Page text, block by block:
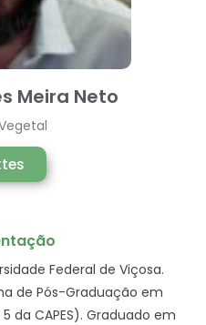
Meira Neto
Federal de Viçosa.
de Pós-Graduação em
da CAPES). Graduado em